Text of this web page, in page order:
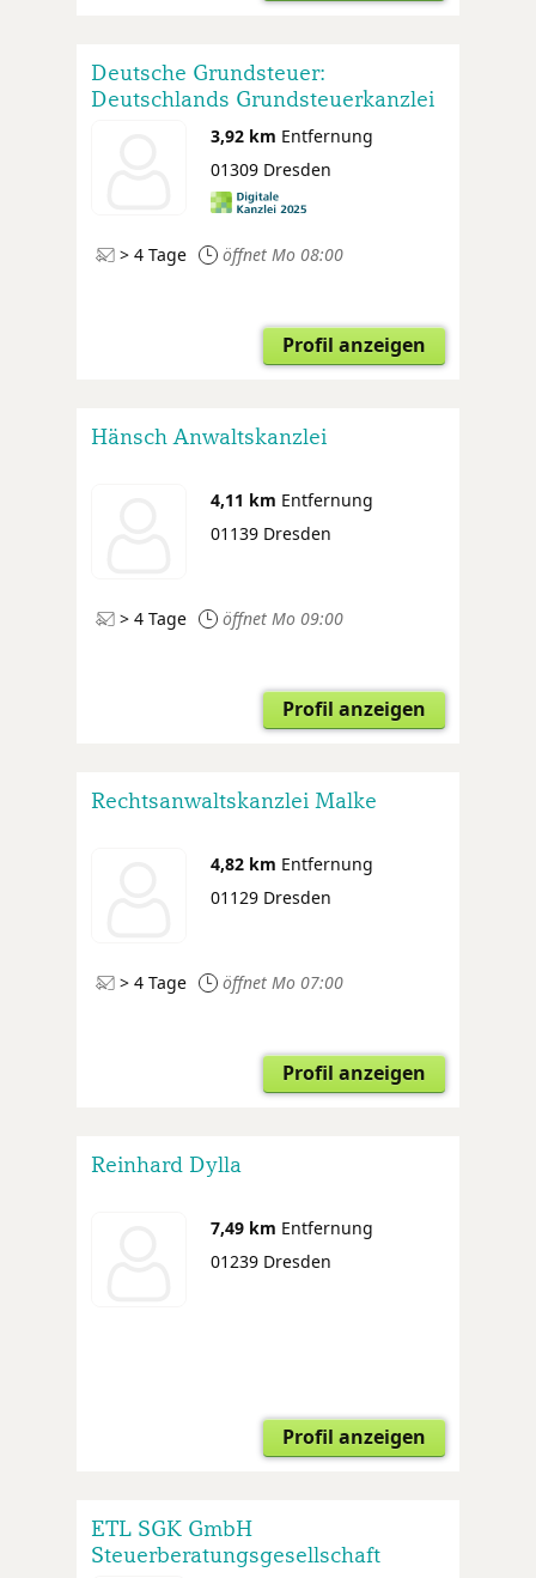
Deutsche Grundsteuer:
Deutschlands Grundsteuerkanzlei
3,92 km Entfernung
01309 Dresden
> 4 Tage öffnet Mo 08:00
Profil anzeigen
Hänsch Anwaltskanzlei
4,11 km Entfernung
01139 Dresden
> 4 Tage öffnet Mo 09:00
Profil anzeigen
Rechtsanwaltskanzlei Malke
4,82 km Entfernung
01129 Dresden
> 4 Tage öffnet Mo 07:00
Profil anzeigen
Reinhard Dylla
7,49 km Entfernung
01239 Dresden
Profil anzeigen
ETL SGK GmbH
Steuerberatungsgesellschaft